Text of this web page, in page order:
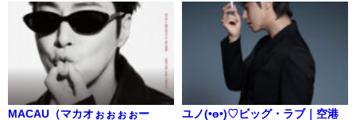
MACAU（マカオぉぉぉぉー
ユノ(•ө•)♡ビッグ・ラブ｜空港